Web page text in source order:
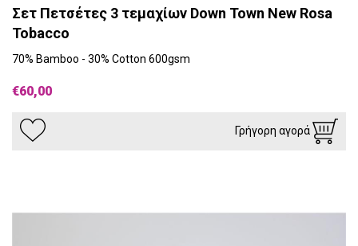
Σετ Πετσέτες 3 τεμαχίων Down Town New Rosa
Tobacco
70% Bamboo - 30% Cotton 600gsm
€60,00
Γρήγορη αγορά